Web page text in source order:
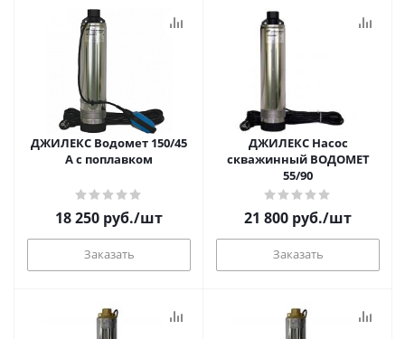
ДЖИЛЕКС Водомет 150/45
А с поплавком
18 250 руб./шт
Заказать
ДЖИЛЕКС Насос
скважинный ВОДОМЕТ
55/90
21 800 руб./шт
Заказать